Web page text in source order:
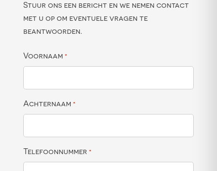
Stuur ons een bericht en we nemen contact
met u op om eventuele vragen te
beantwoorden.
Voornaam *
Achternaam *
Telefoonnummer *